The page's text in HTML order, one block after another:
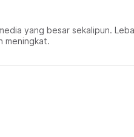
yang besar sekalipun.
meningkat.